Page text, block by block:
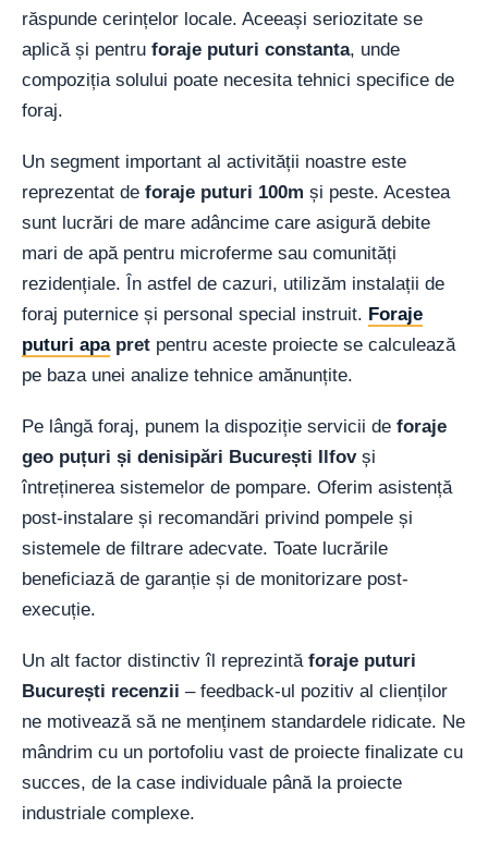
răspunde cerințelor locale. Aceeași seriozitate se
aplică și pentru foraje puturi constanta, unde
compoziția solului poate necesita tehnici specifice de
foraj.
Un segment important al activității noastre este
reprezentat de foraje puturi 100m și peste. Acestea
sunt lucrări de mare adâncime care asigură debite
mari de apă pentru microferme sau comunități
rezidențiale. În astfel de cazuri, utilizăm instalații de
foraj puternice și personal special instruit. Foraje
puturi apapret pentru aceste proiecte se calculează
pe baza unei analize tehnice amănunțite.
Pe lângă foraj, punem la dispoziție servicii de foraje
geo puțuri și denisipări București Ilfovși
întreținerea sistemelor de pompare. Oferim asistență
post-instalare și recomandări privind pompele și
sistemele de filtrare adecvate. Toate lucrările
beneficiază de garanție și de monitorizare post-
execuție.
Un alt factor distinctiv îl reprezintă foraje puturi
București recenzii – feedback-ul pozitiv al clienților
ne motivează să ne menținem standardele ridicate. Ne
mândrim cu un portofoliu vast de proiecte finalizate cu
succes, de la case individuale până la proiecte
industriale complexe.